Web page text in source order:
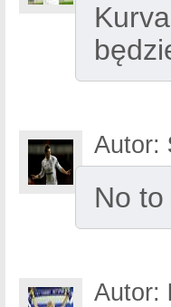
Autor:
No
Autor: